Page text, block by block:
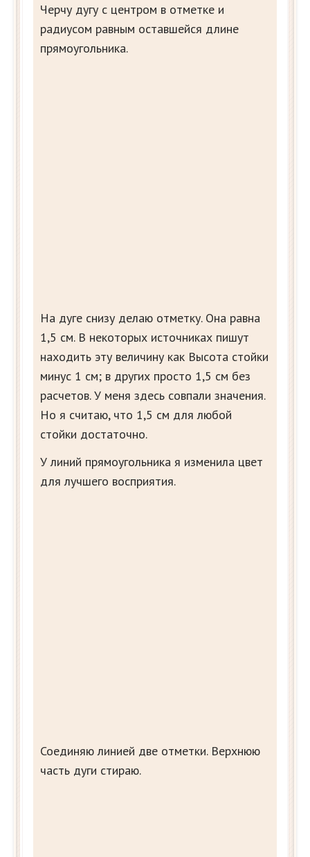
Черчу дугу с центром в отметке и
радиусом равным оставшейся длине
прямоугольника.
На дуге снизу делаю отметку. Она равна
1,5 см. В некоторых источниках пишут
находить эту величину как Высота стойки
минус 1 см; в других просто 1,5 см без
расчетов. У меня здесь совпали значения.
Но я считаю, что 1,5 см для любой
стойки достаточно.
У линий прямоугольника я изменила цвет
для лучшего восприятия.
Соединяю линией две отметки. Верхнюю
часть дуги стираю.